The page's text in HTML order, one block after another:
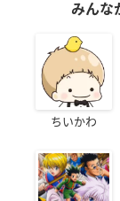
みんな
ちいかわ